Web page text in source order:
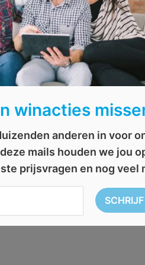
winacties
anderen in voor
mails houden we jou
prijsvragen en nog veel